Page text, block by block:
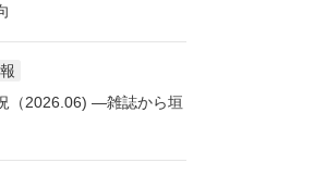
（2026.06) ―雑誌から垣